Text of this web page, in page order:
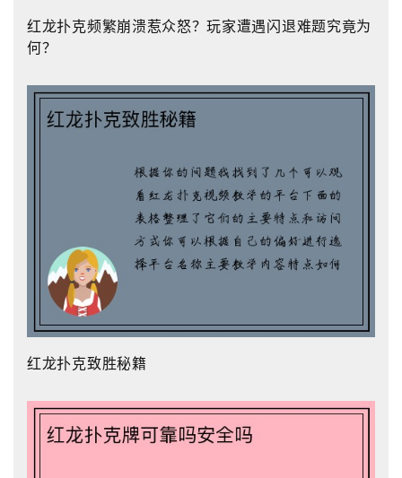
红龙扑克频繁崩溃惹众怒？玩家遭遇闪退难题究竟为
何？
红龙扑克致胜秘籍